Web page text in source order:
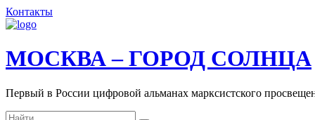
Контакты
МОСКВА – ГОРОД СОЛНЦА
Первый в России цифровой альманах марксистского